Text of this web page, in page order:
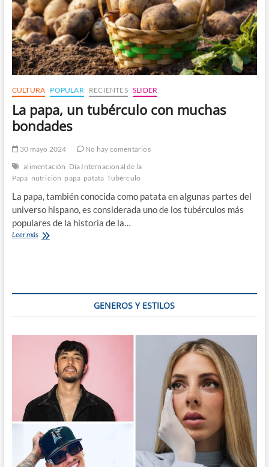
CULTURA POPULAR RECIENTES SLIDER
La papa, un tubérculo con muchas
bondades
30 mayo 2024
No hay comentarios
alimentación Día Internacional de la
Papa nutrición papa patata Tubérculo
La papa, también conocida como patata en algunas partes del
universo hispano, es considerada uno de los tubérculos más
populares de la historia de la…
Leer másLa
GENEROS Y ESTILOS